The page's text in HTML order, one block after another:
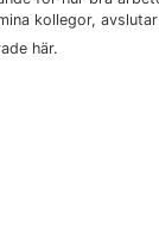
kollegor,
här.